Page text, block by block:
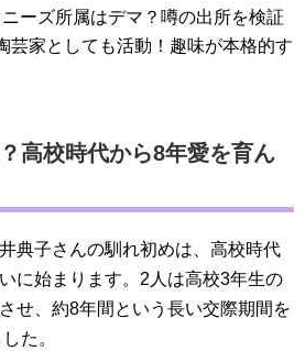
ーズ所属はデマ？噂の出所を検証
芸家としても活動！趣味が本格的す
高校時代から8年愛を育ん
典子さんの馴れ初めは、高校時代
に始まります。2人は高校3年生の
せ、約8年間という長い交際期間を
た。